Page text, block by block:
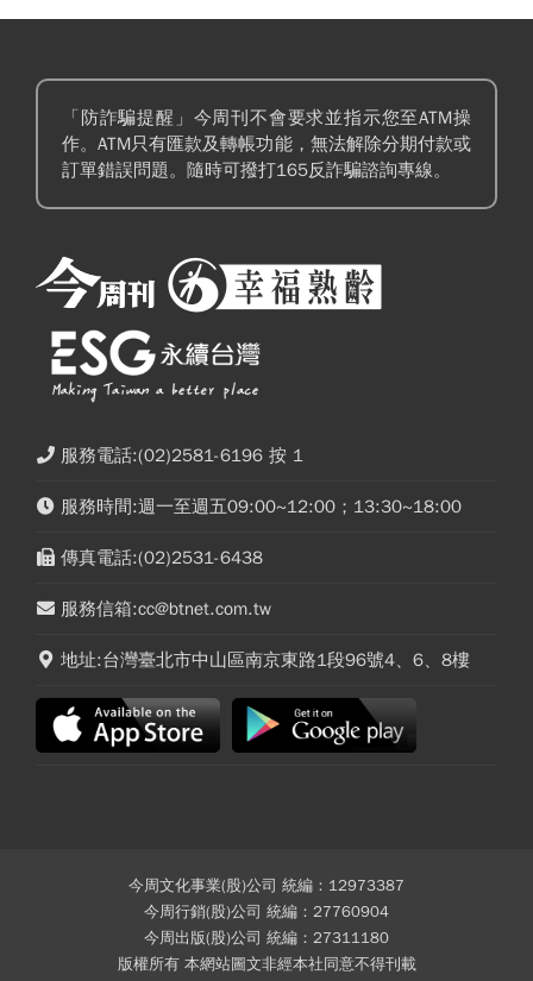
「防詐騙提醒」今周刊不會要求並指示您至ATM操
作。ATM只有匯款及轉帳功能，無法解除分期付款或
訂單錯誤問題。隨時可撥打165反詐騙諮詢專線。
服務電話:(02)2581-6196 按 1
服務時間:週一至週五09:00~12:00；13:30~18:00
傳真電話:(02)2531-6438
服務信箱:cc@btnet.com.tw
地址:台灣臺北市中山區南京東路1段96號4、6、8樓
今周文化事業(股)公司 統編：12973387
今周行銷(股)公司 統編：27760904
今周出版(股)公司 統編：27311180
版權所有 本網站圖文非經本社同意不得刊載